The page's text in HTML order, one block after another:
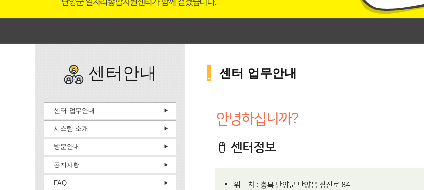
센터 업무안내
센터안내
센터 업무안내
시스템 소개
방문안내
공지사항
FAQ